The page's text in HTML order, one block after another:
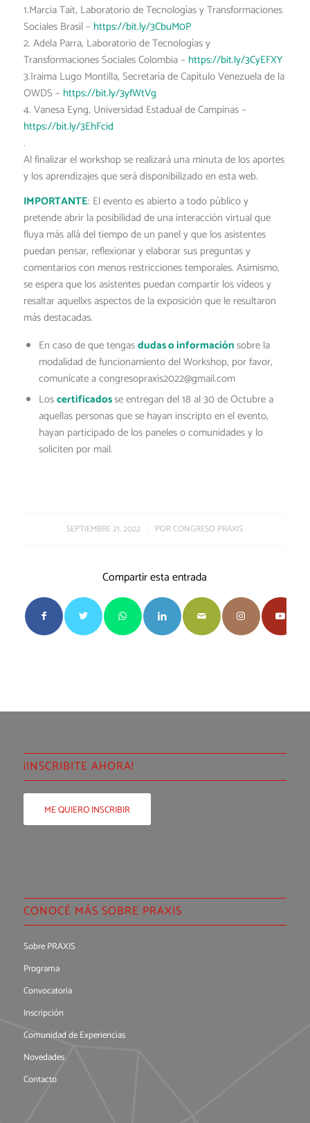
1.Marcia Tait, Laboratorio de Tecnologías y Transformaciones
Sociales Brasil – https://bit.ly/3CbuM0P
2. Adela Parra, Laboratorio de Tecnologías y
Transformaciones Sociales Colombia – https://bit.ly/3CyEFXY
3.Iraima Lugo Montilla, Secretaría de Capítulo Venezuela de la
OWDS – https://bit.ly/3yfWtVg
4. Vanesa Eyng, Universidad Estadual de Campinas –
https://bit.ly/3EhFcid
.
Al finalizar el workshop se realizará una minuta de los aportes
y los aprendizajes que será disponibilizado en esta web.
IMPORTANTE: El evento es abierto a todo público y
pretende abrir la posibilidad de una interacción virtual que
fluya más allá del tiempo de un panel y que los asistentes
puedan pensar, reflexionar y elaborar sus preguntas y
comentarios con menos restricciones temporales. Asimismo,
se espera que los asistentes puedan compartir los vídeos y
resaltar aquellxs aspectos de la exposición que le resultaron
más destacadas.
En caso de que tengasdudas o informaciónsobre la
modalidad de funcionamiento del Workshop, por favor,
comunícate a congresopraxis2022@gmail.com
Loscertificadosse entregan del 18 al 30 de Octubre a
aquellas personas que se hayan inscripto en el evento,
hayan participado de los paneles o comunidades y lo
soliciten por mail.
SEPTIEMBRE 21, 2022
/ PORCONGRESO PRAXIS
Compartir esta entrada
¡INSCRIBITE AHORA!
ME QUIERO INSCRIBIR
CONOCÉ MÁS SOBRE PRAXIS
Sobre PRAXIS
Programa
Convocatoria
Inscripción
Comunidad de Experiencias
Novedades
Contacto